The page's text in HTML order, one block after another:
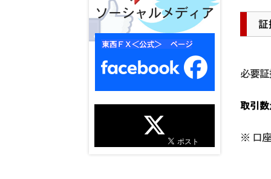
ソーシャルメディア
証
必要
取引
※ 口